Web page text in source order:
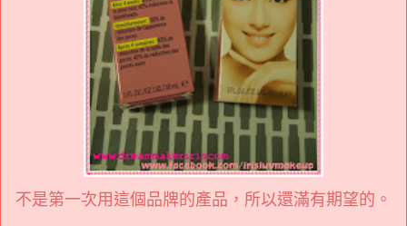
不是第一次用這個品牌的產品，所以還滿有期望的。